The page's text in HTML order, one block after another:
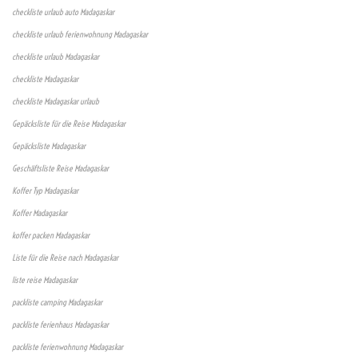
checkliste urlaub auto Madagaskar
checkliste urlaub ferienwohnung Madagaskar
checkliste urlaub Madagaskar
checkliste Madagaskar
checkliste Madagaskar urlaub
Gepäcksliste für die Reise Madagaskar
Gepäcksliste Madagaskar
Geschäftsliste Reise Madagaskar
Koffer Typ Madagaskar
Koffer Madagaskar
koffer packen Madagaskar
Liste für die Reise nach Madagaskar
liste reise Madagaskar
packliste camping Madagaskar
packliste ferienhaus Madagaskar
packliste ferienwohnung Madagaskar